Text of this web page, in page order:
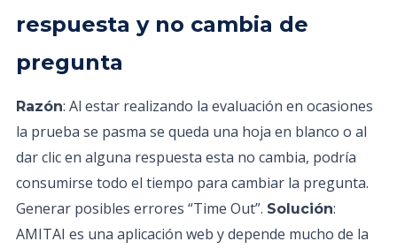
respuesta y no cambia de
pregunta
Razón: Al estar realizando la evaluación en ocasiones
la prueba se pasma se queda una hoja en blanco o al
dar clic en alguna respuesta esta no cambia, podría
consumirse todo el tiempo para cambiar la pregunta.
Generar posibles errores “Time Out”. Solución:
AMITAI es una aplicación web y depende mucho de la